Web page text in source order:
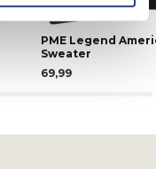
PME Legend
Sweater
69,99